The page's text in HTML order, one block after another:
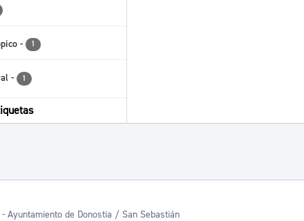
- 1
- 1
Ayuntamiento de Donostia / San Sebastián